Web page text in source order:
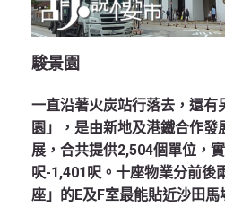
駿景園
一直沿著火炭站行落去，還有
園」，是由新地及港鐵合作發
展，合共提供2,504個單位，
呎-1,401呎。十座物業分前後
座」的E及F室最能貼近沙田